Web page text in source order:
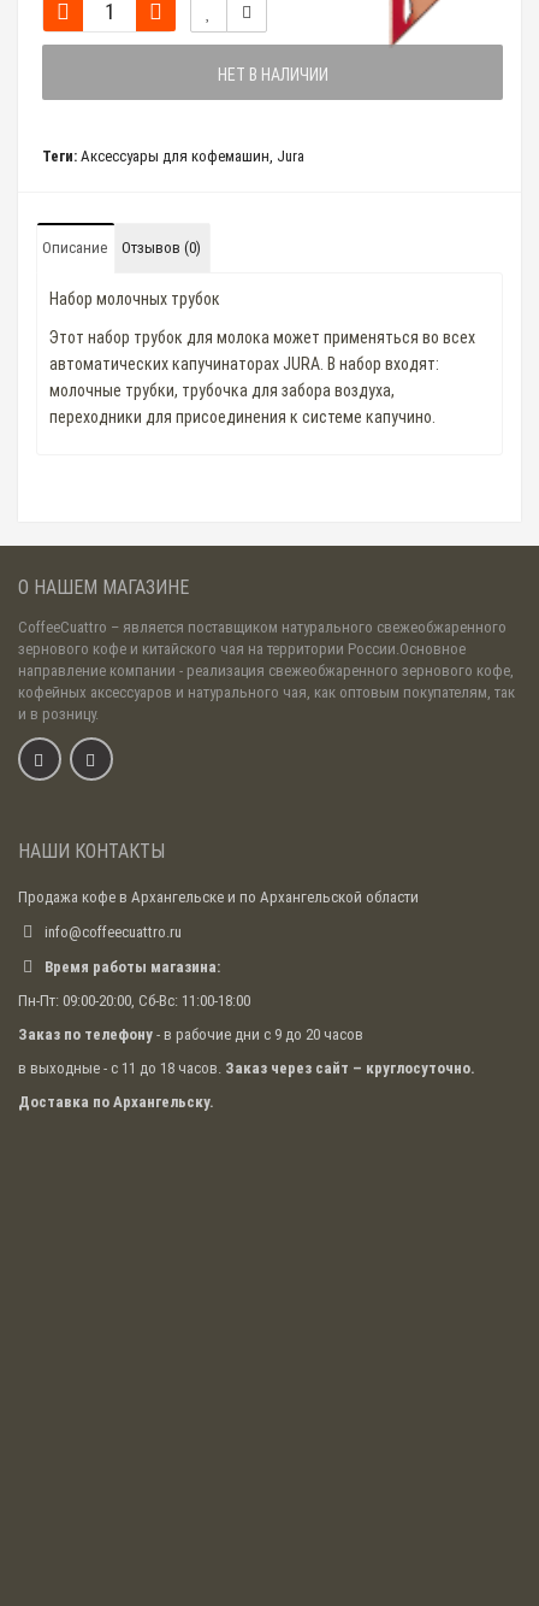
НЕТ В НАЛИЧИИ
Теги: Аксессуары для кофемашин, Jura
Описание Отзывов (0)
Набор молочных трубок
Этот набор трубок для молока может применяться во всех
автоматических капучинаторах JURA. В набор входят:
молочные трубки, трубочка для забора воздуха,
переходники для присоединения к системе капучино.
О НАШЕМ МАГАЗИНЕ
CoffeeCuattro – является поставщиком натурального свежеобжаренного
зернового кофе и китайского чая на территории России.Основное
направление компании - реализация свежеобжаренного зернового кофе,
кофейных аксессуаров и натурального чая, как оптовым покупателям, так
и в розницу.
НАШИ КОНТАКТЫ
Продажа кофе в Архангельске и по Архангельской области
info@coffeecuattro.ru
Время работы магазина:
Пн-Пт: 09:00-20:00, Сб-Вс: 11:00-18:00
Заказ по телефону - в рабочие дни с 9 до 20 часов
в выходные - с 11 до 18 часов. Заказ через сайт – круглосуточно.
Доставка по Архангельску.